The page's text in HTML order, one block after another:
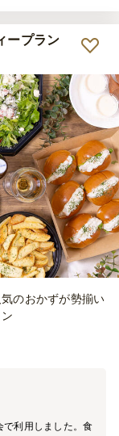
ープラン
のおかずが勢揃い
利用しました。食